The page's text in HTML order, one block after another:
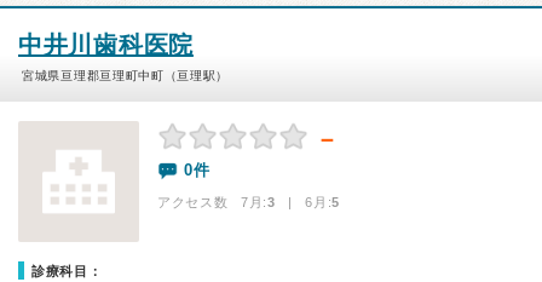
中井川歯科医院
宮城県亘理郡亘理町中町（亘理駅）
－
0件
アクセス数 7月:3 | 6月:5
診療科目：